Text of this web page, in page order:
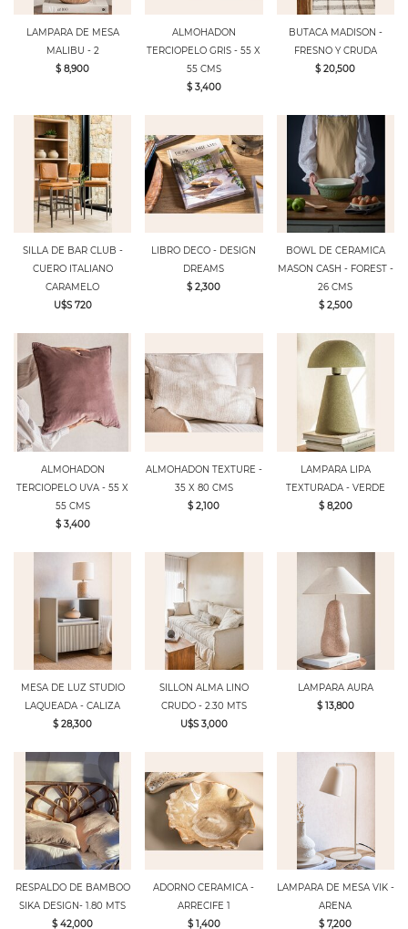
LAMPARA DE MESA
MALIBU - 2
$ 8,900
ALMOHADON
TERCIOPELO GRIS - 55 X
55 CMS
$ 3,400
BUTACA MADISON -
FRESNO Y CRUDA
$ 20,500
SILLA DE BAR CLUB -
CUERO ITALIANO
CARAMELO
U$S 720
LIBRO DECO - DESIGN
DREAMS
$ 2,300
BOWL DE CERAMICA
MASON CASH - FOREST -
26 CMS
$ 2,500
ALMOHADON
TERCIOPELO UVA - 55 X
55 CMS
$ 3,400
ALMOHADON TEXTURE -
35 X 80 CMS
$ 2,100
LAMPARA LIPA
TEXTURADA - VERDE
$ 8,200
MESA DE LUZ STUDIO
LAQUEADA - CALIZA
$ 28,300
SILLON ALMA LINO
CRUDO - 2.30 MTS
U$S 3,000
LAMPARA AURA
$ 13,800
RESPALDO DE BAMBOO
SIKA DESIGN- 1.80 MTS
$ 42,000
ADORNO CERAMICA -
ARRECIFE 1
$ 1,400
LAMPARA DE MESA VIK -
ARENA
$ 7,200